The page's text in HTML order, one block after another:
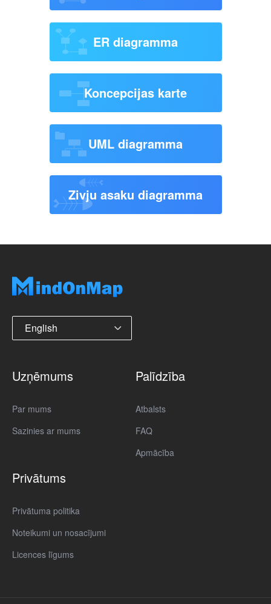
ER diagramma
Koncepcijas karte
UML diagramma
Zivju asaku diagramma
English
Uzņēmums
Par mums
Sazinies ar mums
Palīdzība
Atbalsts
FAQ
Apmācība
Privātums
Privātuma politika
Noteikumi un nosacījumi
Licences līgums